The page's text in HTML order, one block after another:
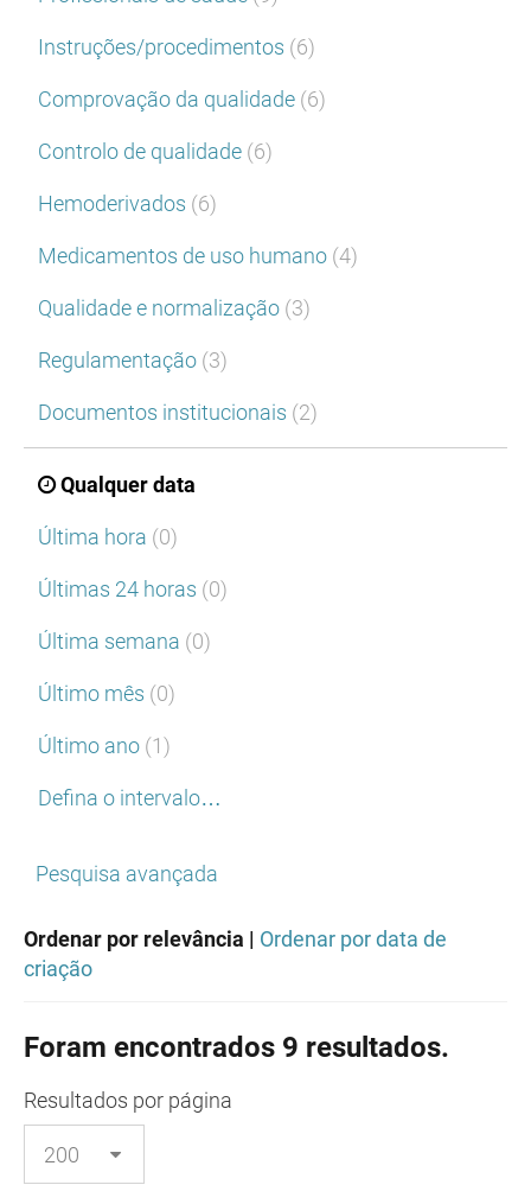
Instruções/procedimentos (6)
Comprovação da qualidade (6)
Controlo de qualidade (6)
Hemoderivados (6)
Medicamentos de uso humano (4)
Qualidade e normalização (3)
Regulamentação (3)
Documentos institucionais (2)
Qualquer data
Última hora (0)
Últimas 24 horas (0)
Última semana (0)
Último mês (0)
Último ano (1)
Defina o intervalo…
Pesquisa avançada
Ordenar por relevância | Ordenar por data de
criação
Foram encontrados 9 resultados.
Resultados por página